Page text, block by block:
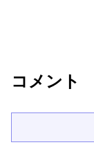
コメント